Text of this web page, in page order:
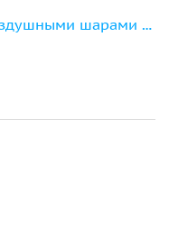
Памуккале: наблюдение за воздушными шарами с обедом